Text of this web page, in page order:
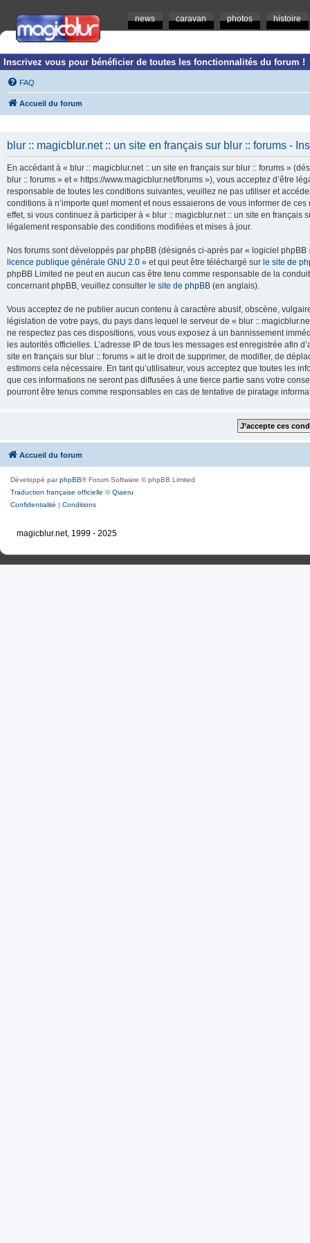
news caravan photos histoire
Inscrivez vous pour bénéficier de toutes les fonctionnalités du forum !
FAQ
Accueil du forum
blur :: magicblur.net :: un site en français sur blur :: forums -
En accédant à « blur :: magicblur.net :: un site en français sur blur :: forums »
blur :: forums » et « https://www.magicblur.net/forums »), vous acceptez d’être
responsable de toutes les conditions suivantes, veuillez ne pas utiliser et
conditions à n’importe quel moment et nous essaierons de vous informer de
effet, si vous continuez à participer à « blur :: magicblur.net :: un site en
légalement responsable des conditions modifiées et mises à jour.
Nos forums sont développés par phpBB (désignés ci-après par « logiciel
licence publique générale GNU 2.0 » et qui peut être téléchargé sur le site de
phpBB Limited ne peut en aucun cas être tenu comme responsable de la
concernant phpBB, veuillez consulter le site de phpBB (en anglais).
Vous acceptez de ne publier aucun contenu à caractère abusif, obscène,
législation de votre pays, du pays dans lequel le serveur de « blur ::
ne respectez pas ces dispositions, vous vous exposez à un bannissement
les autorités officielles. L’adresse IP de tous les messages est enregistrée afin
site en français sur blur :: forums » ait le droit de supprimer, de modifier, de
estimons cela nécessaire. En tant qu’utilisateur, vous acceptez que toutes les
que ces informations ne seront pas diffusées à une tierce partie sans votre
pourront être tenus comme responsables en cas de tentative de piratage
Accueil du forum
Développé parphpBB® Forum Software © phpBB Limited
Traduction française officielle ©Qiaeru
Confidentialité | Conditions
magicblur.net, 1999 - 2025